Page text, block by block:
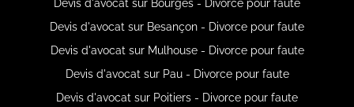
Devis d'avocat sur Bourges - Divorce pour faute
Devis d'avocat sur Besançon - Divorce pour faute
Devis d'avocat sur Mulhouse - Divorce pour faute
Devis d'avocat sur Pau - Divorce pour faute
Devis d'avocat sur Poitiers - Divorce pour faute